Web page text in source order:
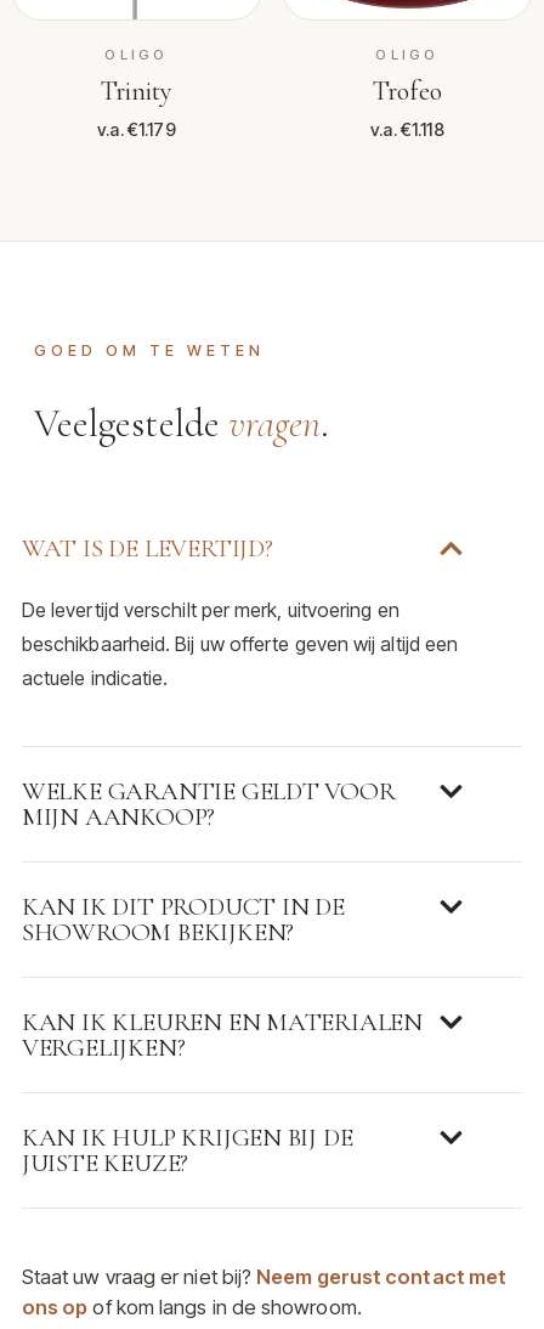
OLIGO
Trinity
v.a. €1.179
OLIGO
Trofeo
v.a. €1.118
GOED OM TE WETEN
Veelgestelde vragen.
WAT IS DE LEVERTIJD?
De levertijd verschilt per merk, uitvoering en
beschikbaarheid. Bij uw offerte geven wij altijd een
actuele indicatie.
WELKE GARANTIE GELDT VOOR
MIJN AANKOOP?
KAN IK DIT PRODUCT IN DE
SHOWROOM BEKIJKEN?
KAN IK KLEUREN EN MATERIALEN
VERGELIJKEN?
KAN IK HULP KRIJGEN BIJ DE
JUISTE KEUZE?
Staat uw vraag er niet bij? Neem gerust contact met
ons op of kom langs in de showroom.